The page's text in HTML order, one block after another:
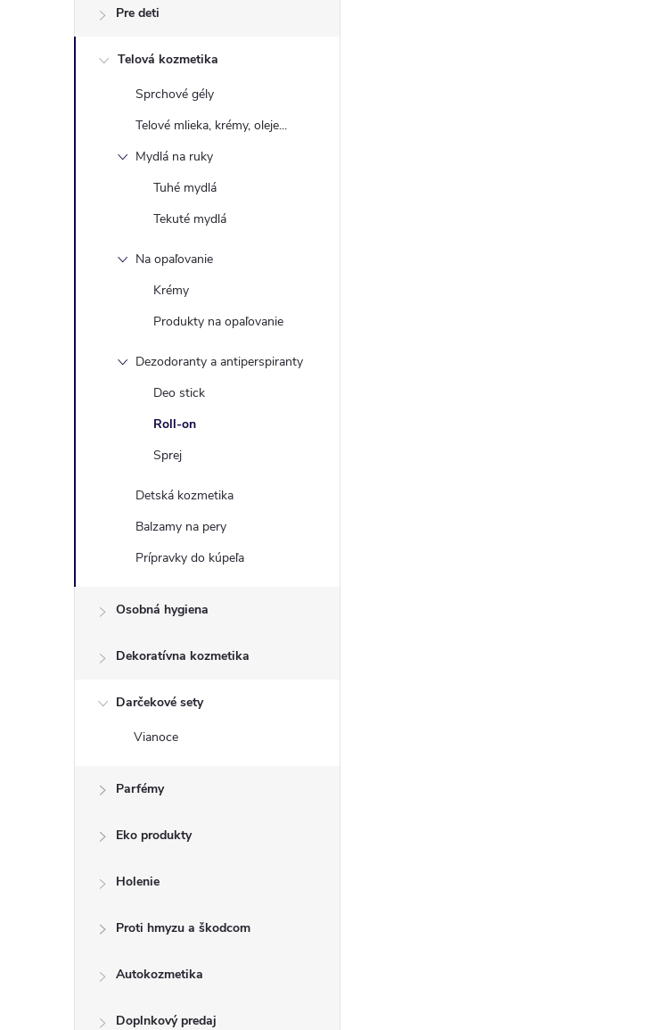
Pre deti
Telová kozmetika
Sprchové gély
Telové mlieka, krémy, oleje...
Mydlá na ruky
Tuhé mydlá
Tekuté mydlá
Na opaľovanie
Krémy
Produkty na opaľovanie
Dezodoranty a antiperspiranty
Deo stick
Roll-on
Sprej
Detská kozmetika
Balzamy na pery
Prípravky do kúpeľa
Osobná hygiena
Dekoratívna kozmetika
Darčekové sety
Vianoce
Parfémy
Eko produkty
Holenie
Proti hmyzu a škodcom
Autokozmetika
Doplnkový predaj